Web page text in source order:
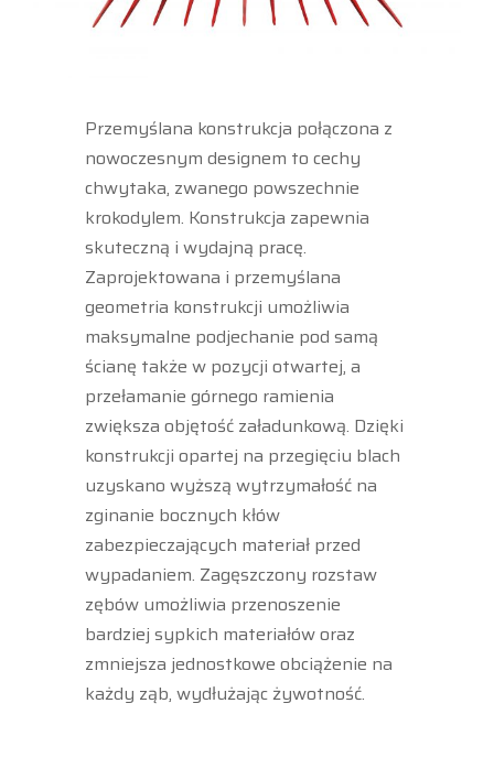
Przemyślana konstrukcja połączona z
nowoczesnym designem to cechy
chwytaka, zwanego powszechnie
krokodylem. Konstrukcja zapewnia
skuteczną i wydajną pracę.
Zaprojektowana i przemyślana
geometria konstrukcji umożliwia
maksymalne podjechanie pod samą
ścianę także w pozycji otwartej, a
przełamanie górnego ramienia
zwiększa objętość załadunkową. Dzięki
konstrukcji opartej na przegięciu blach
uzyskano wyższą wytrzymałość na
zginanie bocznych kłów
zabezpieczających materiał przed
wypadaniem. Zagęszczony rozstaw
zębów umożliwia przenoszenie
bardziej sypkich materiałów oraz
zmniejsza jednostkowe obciążenie na
każdy ząb, wydłużając żywotność.